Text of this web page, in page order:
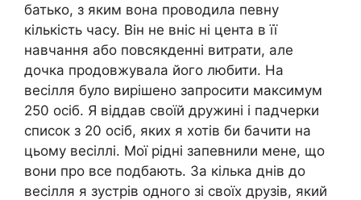
батько, з яким вона проводила певну
кількість часу. Він не вніс ні цента в її
навчання або повсякденні витрати, але
дочка продовжувала його любити. На
весілля було вирішено запросити максимум
250 осіб. Я віддав своїй дружині і падчерки
список з 20 осіб, яких я хотів би бачити на
цьому весіллі. Мої рідні запевнили мене, що
вони про все подбають. За кілька днів до
весілля я зустрів одного зі своїх друзів, який